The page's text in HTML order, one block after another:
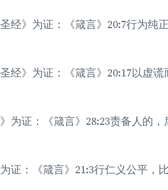
经》为证：《箴言》20:7行为纯
经》为证：《箴言》20:17以虚
为证：《箴言》28:23责备人的
证：《箴言》21:3行仁义公平，